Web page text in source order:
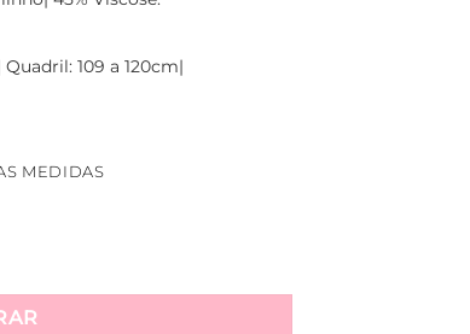
109 a 120cm|
MEDIDAS
E Botões Caroline - Azul quantidade